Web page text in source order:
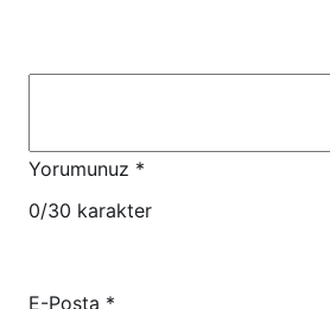
Yorumunuz *
0/30 karakter
E-Posta *